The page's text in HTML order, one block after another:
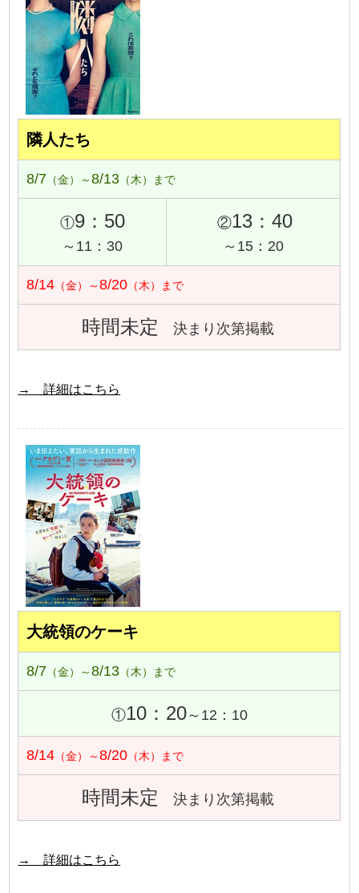
隣人たち
8/7 （金）～8/13 （木）まで
①9：50
～11：30
②13：40
～15：20
8/14 （金）～8/20 （木）まで
時間未定 決まり次第掲載
→ 詳細はこちら
大統領のケーキ
8/7 （金）～8/13 （木）まで
①10：20～12：10
8/14 （金）～8/20 （木）まで
時間未定 決まり次第掲載
→ 詳細はこちら